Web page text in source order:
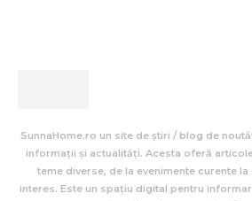
SunnaHome.ro un site de știri / blog de
informații și actualități. Acesta oferă
teme diverse, de la evenimente curente
interes. Este un spațiu digital pentru